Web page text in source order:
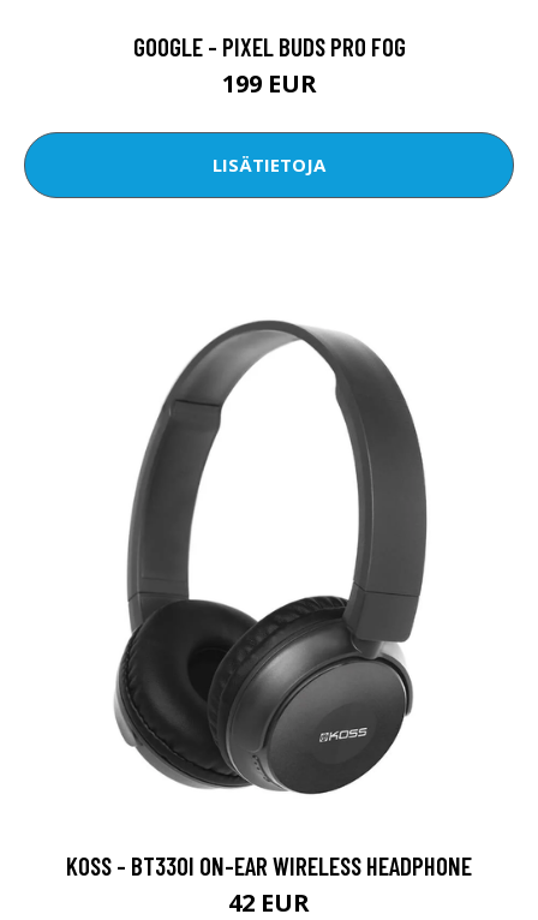
GOOGLE - PIXEL BUDS PRO FOG
199 EUR
LISÄTIETOJA
KOSS - BT330I ON-EAR WIRELESS HEADPHONE
42 EUR